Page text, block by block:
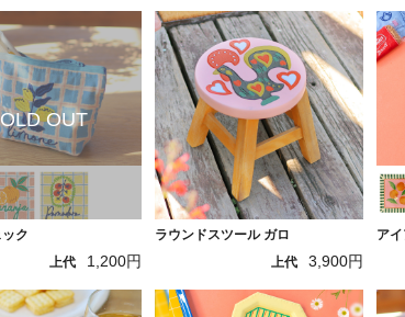
ク
上代
1,200円
ラウンドスツール ガロ
上代
3,900円
ア